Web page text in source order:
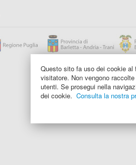
Questo sito fa uso dei cookie al
visitatore. Non vengono
utenti. Se prosegui nella
dei cookie. Consulta la nostra